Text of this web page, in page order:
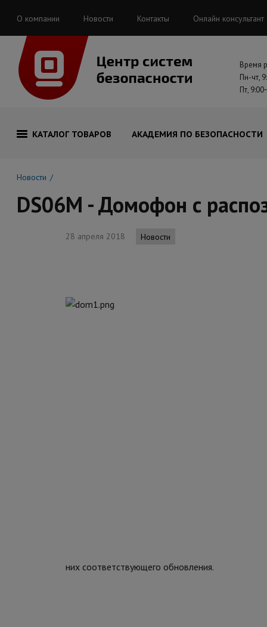
О компании Новости Контакты Онлайн консультант
Время
Пн-чт,
Пт,
КАТАЛОГ ТОВАРОВ АКАДЕМИЯ ПО БЕЗОПАСНОСТИ
Новости
DS06M - Домофон с
28 апреля 2018 Новости
них соответствующего обновления.